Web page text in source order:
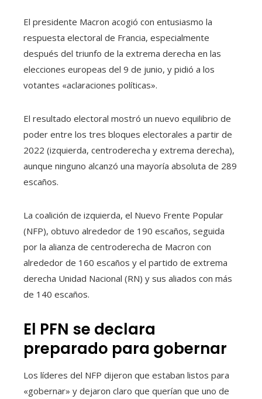
El presidente Macron acogió con entusiasmo la
respuesta electoral de Francia, especialmente
después del triunfo de la extrema derecha en las
elecciones europeas del 9 de junio, y pidió a los
votantes «aclaraciones políticas».
El resultado electoral mostró un nuevo equilibrio de
poder entre los tres bloques electorales a partir de
2022 (izquierda, centroderecha y extrema derecha),
aunque ninguno alcanzó una mayoría absoluta de 289
escaños.
La coalición de izquierda, el Nuevo Frente Popular
(NFP), obtuvo alrededor de 190 escaños, seguida
por la alianza de centroderecha de Macron con
alrededor de 160 escaños y el partido de extrema
derecha Unidad Nacional (RN) y sus aliados con más
de 140 escaños.
El PFN se declara
preparado para gobernar
Los líderes del NFP dijeron que estaban listos para
«gobernar» y dejaron claro que querían que uno de